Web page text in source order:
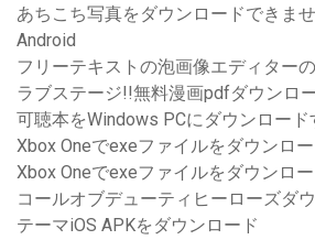
あちこち写真をダウンロードできま
Android
フリーテキストの泡画像エディター
ラブステージ!!無料漫画pdfダウンロ
可聴本をWindows PCにダウンロード
Xbox Oneでexeファイルをダウンロ
Xbox Oneでexeファイルをダウンロ
コールオブデューティヒーローズダ
テーマiOS APKをダウンロード